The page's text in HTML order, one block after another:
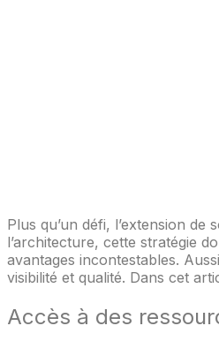
Plus qu’un défi, l’extension
l’architecture, cette stratégie
avantages incontestables.
visibilité et qualité. Dans cet
Accès à des